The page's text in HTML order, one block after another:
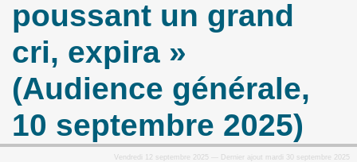
poussant un grand
cri, expira »
(Audience générale,
10 septembre 2025)
Vendredi 12 septembre 2025 — Dernier ajout mardi 30 septembre 2025